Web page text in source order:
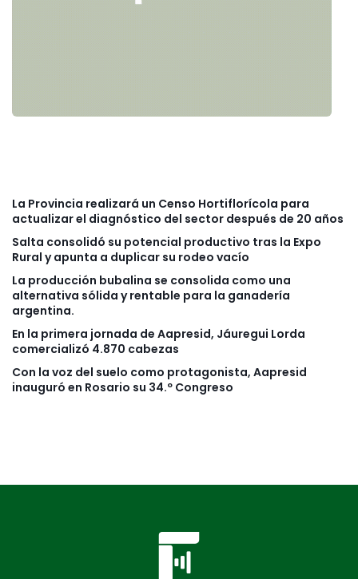
La Provincia realizará un Censo Hortiflorícola para
actualizar el diagnóstico del sector después de 20 años
Salta consolidó su potencial productivo tras la Expo
Rural y apunta a duplicar su rodeo vacío
La producción bubalina se consolida como una
alternativa sólida y rentable para la ganadería
argentina.
En la primera jornada de Aapresid, Jáuregui Lorda
comercializó 4.870 cabezas
Con la voz del suelo como protagonista, Aapresid
inauguró en Rosario su 34.º Congreso